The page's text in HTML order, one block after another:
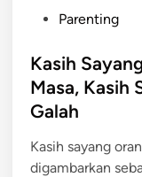
s
t
e
d
i
n
Parenting
Kasih
Masa, Kasih
Galah
Kasih sayang
digambarkan